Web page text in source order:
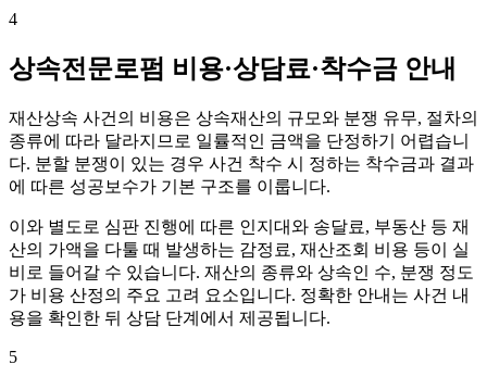
4
상속전문로펌 비용·상담료·착수금 안내
재산상속 사건의 비용은 상속재산의 규모와 분쟁 유무, 절차의
종류에 따라 달라지므로 일률적인 금액을 단정하기 어렵습니
다. 분할 분쟁이 있는 경우 사건 착수 시 정하는 착수금과 결과
에 따른 성공보수가 기본 구조를 이룹니다.
이와 별도로 심판 진행에 따른 인지대와 송달료, 부동산 등 재
산의 가액을 다툴 때 발생하는 감정료, 재산조회 비용 등이 실
비로 들어갈 수 있습니다. 재산의 종류와 상속인 수, 분쟁 정도
가 비용 산정의 주요 고려 요소입니다. 정확한 안내는 사건 내
용을 확인한 뒤 상담 단계에서 제공됩니다.
5